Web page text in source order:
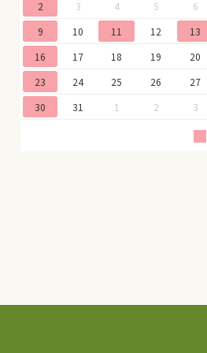
2
3 4 5 6
9
10 11 12 13
16
17 18 19 20
23
24 25 26 27
30
31 1 2 3